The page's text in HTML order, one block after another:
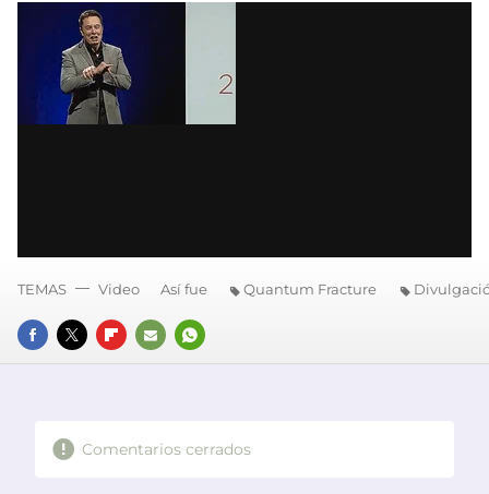
FACEBOOK
TWITTERFLIPBOARD
E-
WHATSAPP
TEMAS Video Así fue Quantum Fracture
Comentarios cerrados